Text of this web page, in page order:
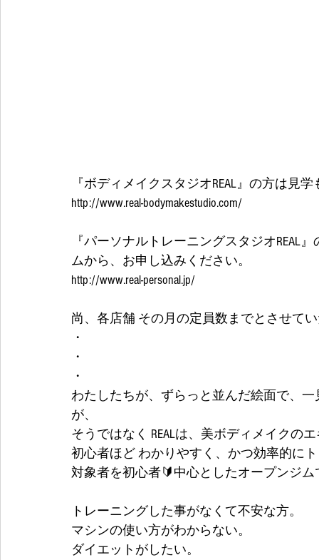
『ボディメイクスタジオREAL』の方は見
http://www.real-bodymakestudio.com/
『パーソナルトレーニングスタジオREAL
ムから、お申し込みください。
http://www.real-personal.jp/
尚、各店舗 その月の定員数までとさせて
・
・
・
わたしたちが、ずらっと並んだ絵面で、
が、
そうではなく REALは、美ボディメイクの
初心者ほど わかりやすく、かつ効率的に
対象者を初心者🔰中心としたオープンジム
トレーニングした事がなくて不安な方。
マシンの使い方がわからない。
ダイエットがしたい。